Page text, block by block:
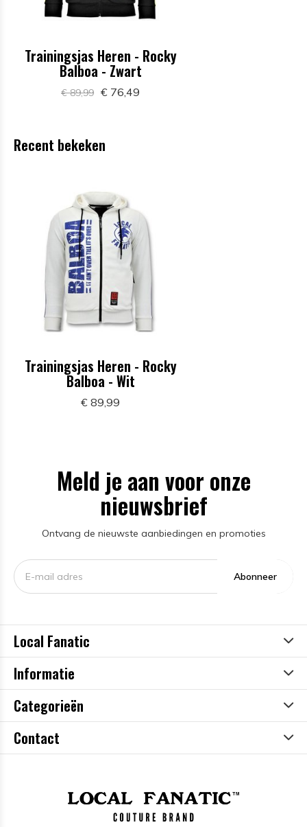
Trainingsjas Heren - Rocky
Balboa - Zwart
€ 89,99 € 76,49
Recent bekeken
Trainingsjas Heren - Rocky
Balboa - Wit
€ 89,99
Meld je aan voor onze
nieuwsbrief
Ontvang de nieuwste aanbiedingen en promoties
Abonneer
Local Fanatic
Informatie
Categorieën
Contact